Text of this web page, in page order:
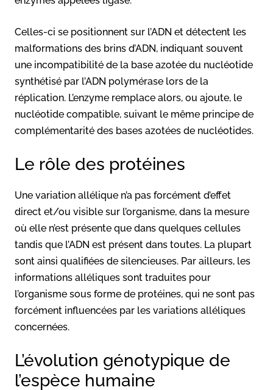
Celles-ci se positionnent sur l’ADN et détectent les
malformations des brins d’ADN, indiquant souvent
une incompatibilité de la base azotée du nucléotide
synthétisé par l’ADN polymérase lors de la
réplication. L’enzyme remplace alors, ou ajoute, le
nucléotide compatible, suivant le même principe de
complémentarité des bases azotées de nucléotides.
Le rôle des protéines
Une variation allélique n’a pas forcément d’effet
direct et/ou visible sur l’organisme, dans la mesure
où elle n’est présente que dans quelques cellules
tandis que l’ADN est présent dans toutes. La plupart
sont ainsi qualifiées de silencieuses. Par ailleurs, les
informations alléliques sont traduites pour
l’organisme sous forme de protéines, qui ne sont pas
forcément influencées par les variations alléliques
concernées.
L’évolution génotypique de
l’espèce humaine